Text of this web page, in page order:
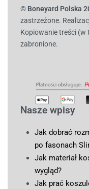
© Boneyard Polska
zastrzeżone.
Kopiowanie treści (w
zabronione.
Nasze wpisy
Jak dobrać
po fasonach
Jak materiał
wygląd?
Jak prać